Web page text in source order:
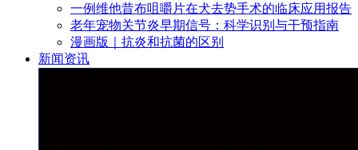
一例维他昔布咀嚼片在犬去势手术的临床应用报告
老年宠物关节炎早期信号：科学识别与干预指南
漫画版｜抗炎和抗菌的区别
新闻资讯